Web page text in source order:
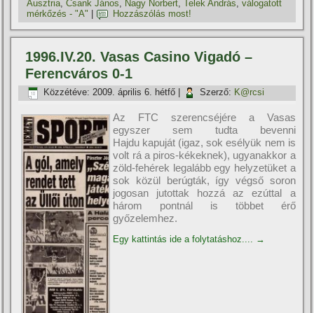
Ausztria ,Csank János Nagy Norbert Telek András ,válogatott
mérkőzés - "A"
Hozzászólás most!
1996.IV.20. Vasas Casino Vigadó –
Ferencváros 0-1
Közzétéve: 2009. április 6. hétfő Szerző: K@rcsi
Az FTC szerencséjére a Vasas
egyszer sem tudta bevenni
Hajdu kapuját (igaz, sok esélyük nem is
volt rá a piros-kékeknek), ugyanakkor a
zöld-fehérek legalább egy helyzetüket a
sok közül berúgták, í­gy végső soron
jogosan jutottak hozzá az ezúttal a
három pontnál is többet érő
győzelemhez.
Egy kattintás ide a folytatáshoz.... →